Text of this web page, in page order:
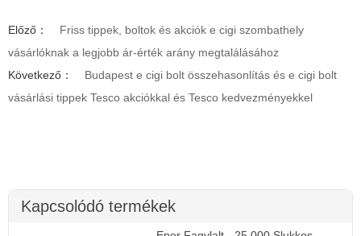
Előző：
Friss tippek, boltok és akciók e cigi szombathely
vásárlóknak a legjobb ár-érték arány megtalálásához
Következő：
Budapest e cigi bolt összehasonlítás és e cigi bolt
vásárlási tippek Tesco akciókkal és Tesco kedvezményekkel
Kapcsolódó termékek